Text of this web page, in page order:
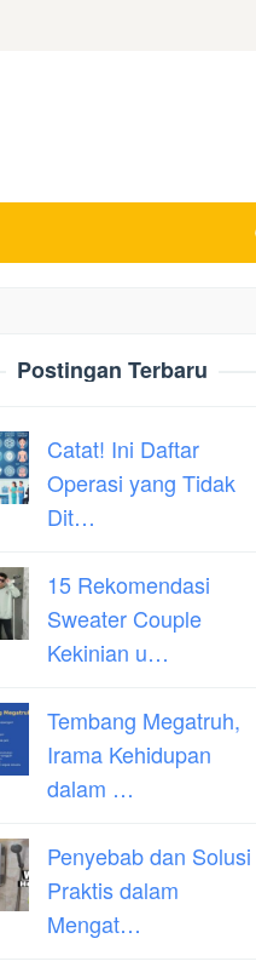
Postingan Terbaru
Catat! Ini Daftar
Operasi yang Tidak
Dit…
15 Rekomendasi
Sweater Couple
Kekinian u…
Tembang Megatruh,
Irama Kehidupan
dalam …
Penyebab dan Solusi
Praktis dalam
Mengat…